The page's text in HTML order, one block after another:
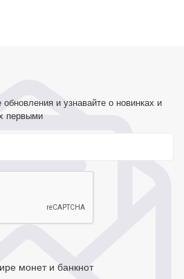
и узнавайте о новинках и
первыми
монет и банкнот